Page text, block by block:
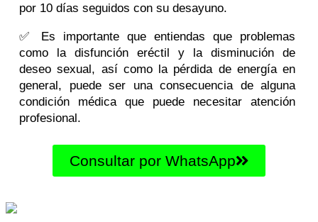
por 10 días seguidos con su desayuno.
✅ Es importante que entiendas que problemas
como la disfunción eréctil y la disminución de
deseo sexual, así como la pérdida de energía en
general, puede ser una consecuencia de alguna
condición médica que puede necesitar atención
profesional.
Consultar por WhatsApp